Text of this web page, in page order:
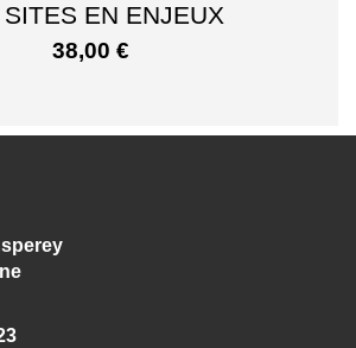
EN ENJEUX
38,00 €